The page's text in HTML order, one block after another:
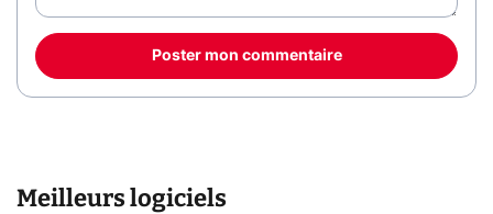
Poster mon commentaire
Meilleurs logiciels